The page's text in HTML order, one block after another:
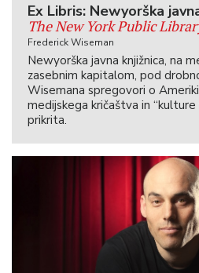
Ex Libris: Newyorška
The New York Public
Frederick Wiseman
Newyorška javna knjižnica, na
zasebnim kapitalom, pod
Wisemana spregovori o
medijskega kričaštva in
prikrita.